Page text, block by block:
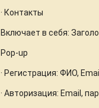
· Контакты
Включает в себя:
Pop-up
· Регистрация: ФИО,
· Авторизация: Email,